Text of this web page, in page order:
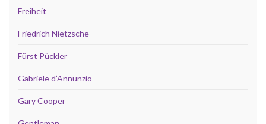
Freiheit
Friedrich Nietzsche
Fürst Pückler
Gabriele d’Annunzio
Gary Cooper